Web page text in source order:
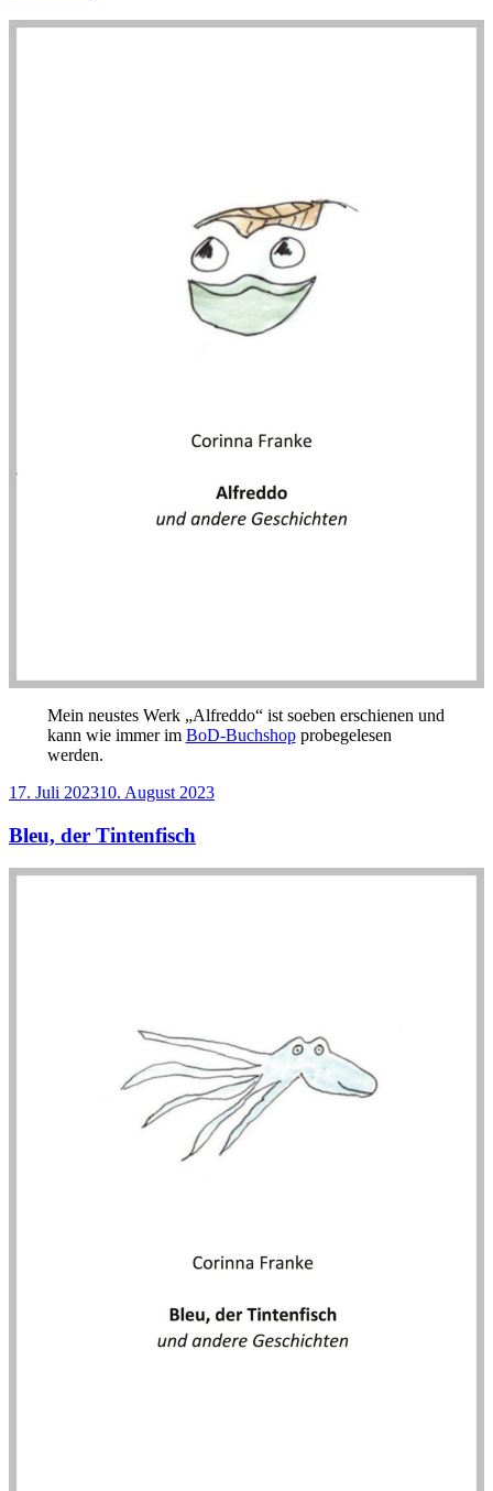
Mein neustes Werk „Alfreddo“ ist soeben erschienen und
kann wie immer im BoD-Buchshopprobegelesen
werden.
Veröffentlicht
17. Juli 202310. August 2023
Bleu, der Tintenfisch